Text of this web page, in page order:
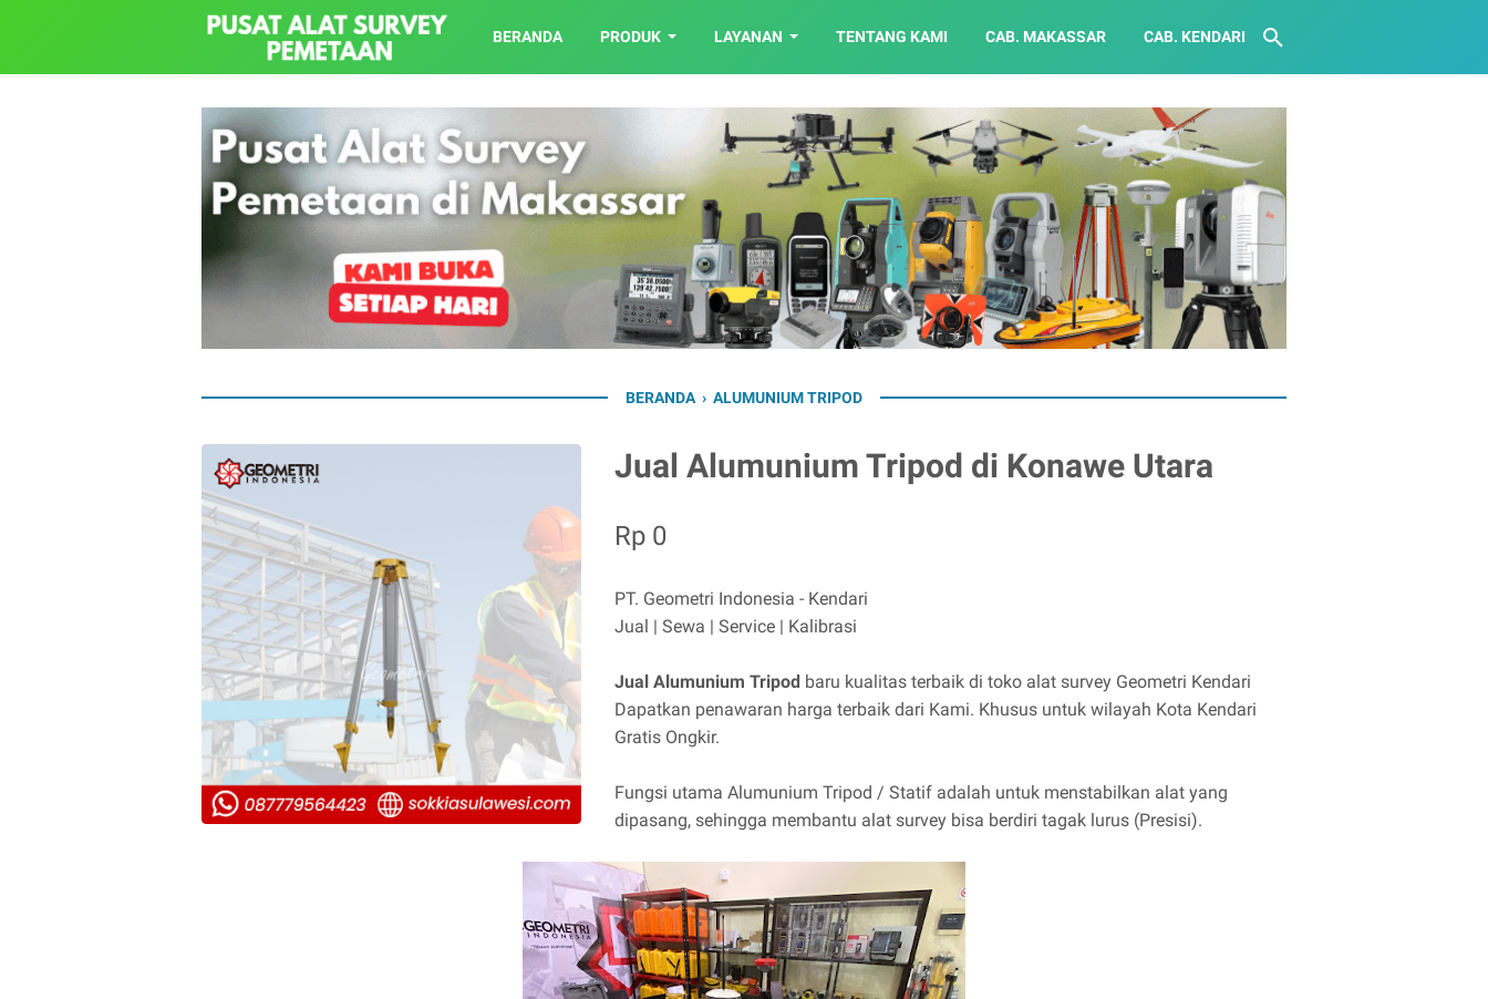
BERANDA PRODUK LAYANAN TENTANG KAMI CAB. MAKASSAR CAB. KENDARI
BERANDA › ALUMUNIUM TRIPOD
Jual Alumunium Tripod di Konawe Utara
Rp 0
PT. Geometri Indonesia - Kendari
Jual | Sewa | Service | Kalibrasi
Jual Alumunium Tripod baru kualitas terbaik di toko alat survey Geometri Kendari
Dapatkan penawaran harga terbaik dari Kami. Khusus untuk wilayah Kota Kendari
Gratis Ongkir.
Fungsi utama Alumunium Tripod / Statif adalah untuk menstabilkan alat yang
dipasang, sehingga membantu alat survey bisa berdiri tagak lurus (Presisi).